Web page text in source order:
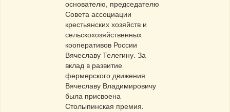
основателю, председателю
Совета ассоциации
крестьянских хозяйств и
сельскохозяйственных
кооперативов России
Вячеславу Телегину. За
вклад в развитие
фермерского движения
Вячеславу Владимировичу
была присвоена
Столыпинская премия.